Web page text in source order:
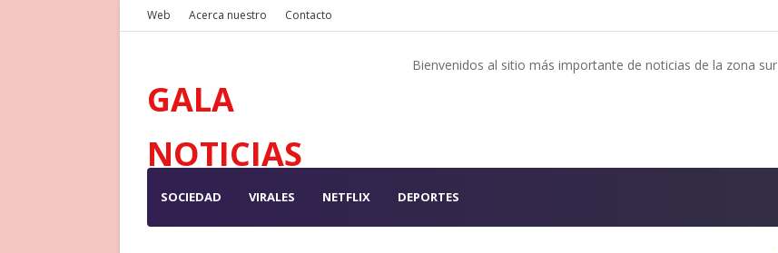
Web Acerca nuestro Contacto
GALA
NOTICIAS
Bienvenidos al sitio más importante de noticias de la zona sur
SOCIEDAD VIRALES NETFLIX DEPORTES